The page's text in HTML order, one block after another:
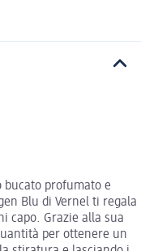
profumato e
Blu di Vernel ti regala
capo. Grazie alla sua
per ottenere un